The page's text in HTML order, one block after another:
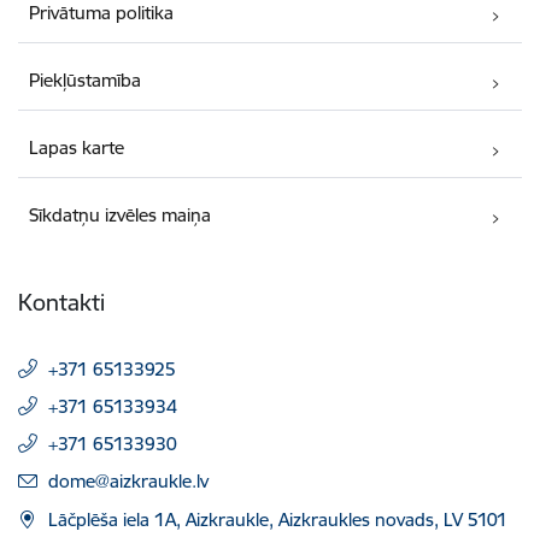
Privātuma politika
Piekļūstamība
Lapas karte
Sīkdatņu izvēles maiņa
Kontakti
+371 65133925
+371 65133934
+371 65133930
E-pasts:
dome@aizkraukle.lv
Lāčplēša iela 1A, Aizkraukle, Aizkraukles novads, LV 5101